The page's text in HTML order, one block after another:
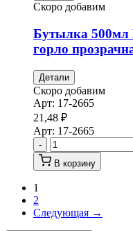
Скоро добавим
Бутылка
горло
Детали
Скоро добавим
Арт: 17-2665
21,48 ₽
Арт: 17-2665
-
В корзину
1
2
Следующая →